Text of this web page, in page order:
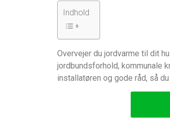
Indhold
Overvejer du jordvarme til dit
jordbundsforhold, kommunale
installatøren og gode råd, så